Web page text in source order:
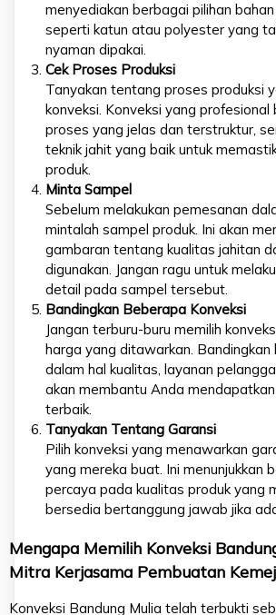
menyediakan berbagai pilihan
seperti katun atau polyester yang
nyaman dipakai.
Cek Proses Produksi
Tanyakan tentang proses produksi
konveksi. Konveksi yang profesional
proses yang jelas dan terstruktur,
teknik jahit yang baik untuk
produk.
Minta Sampel
Sebelum melakukan pemesanan
mintalah sampel produk. Ini akan
gambaran tentang kualitas jahitan
digunakan. Jangan ragu untuk
detail pada sampel tersebut.
Bandingkan Beberapa Konveksi
Jangan terburu-buru memilih
harga yang ditawarkan.
dalam hal kualitas, layanan
akan membantu Anda
terbaik.
Tanyakan Tentang Garansi
Pilih konveksi yang menawarkan
yang mereka buat. Ini menunjukkan
percaya pada kualitas produk yang
bersedia bertanggung jawab jika
Mengapa Memilih Konveksi
Mitra Kerjasama Pembuatan
Konveksi Bandung Mulia telah terbukti